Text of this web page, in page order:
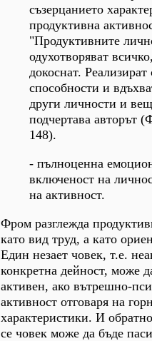
съзерцанието
продуктивна
"Продуктивните
одухотворяват
докоснат. Реализират
способности и
други личности и
подчертава авторът
148).
- пълноценна
включеност на
на активност.
Фром разглежда
като вид труд, а като
Един незает човек, т.е.
конкретна дейност, може
активен, ако вътрешно-
активност отговаря на
характеристики. И
се човек може да бъде